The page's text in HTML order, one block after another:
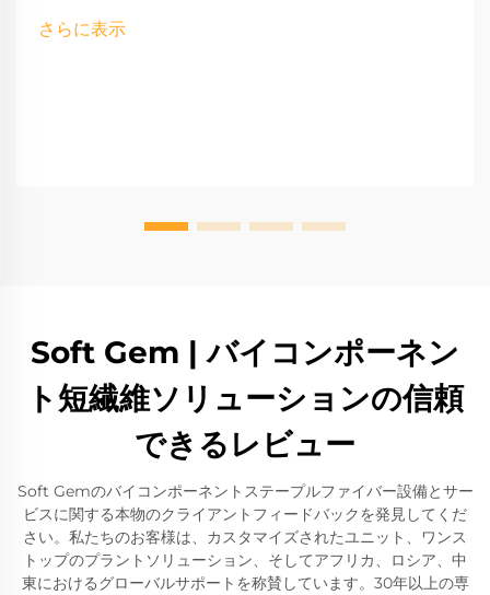
さらに表示
Soft Gem | バイコンポーネン
ト短繊維ソリューションの信頼
できるレビュー
Soft Gemのバイコンポーネントステープルファイバー設備とサー
ビスに関する本物のクライアントフィードバックを発見してくだ
さい。私たちのお客様は、カスタマイズされたユニット、ワンス
トップのプラントソリューション、そしてアフリカ、ロシア、中
東におけるグローバルサポートを称賛しています。30年以上の専